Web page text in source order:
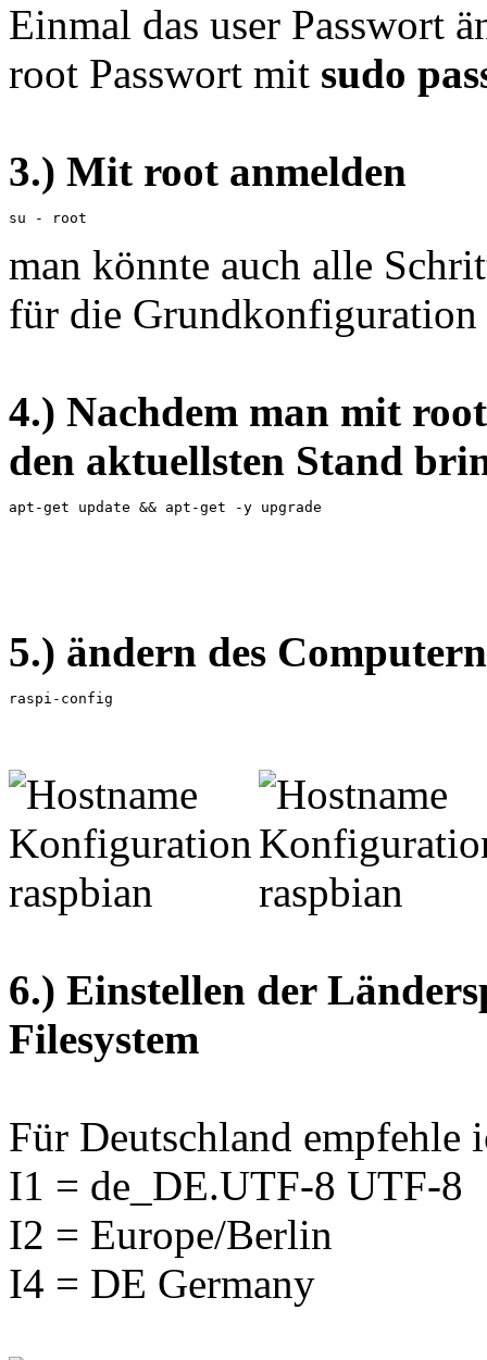
Einmal das user Passwort
root Passwort mit sudo
3.) Mit root anmelden
su - root
man könnte auch alle
für die Grundkonfiguration
4.) Nachdem man mit
den aktuellsten Stand
apt-get update && apt-get -y upgrade
5.) ändern des
raspi-config
6.) Einstellen der
Filesystem
Für Deutschland empfehle
I1 = de_DE.UTF-8 UTF-8
I2 = Europe/Berlin
I4 = DE Germany